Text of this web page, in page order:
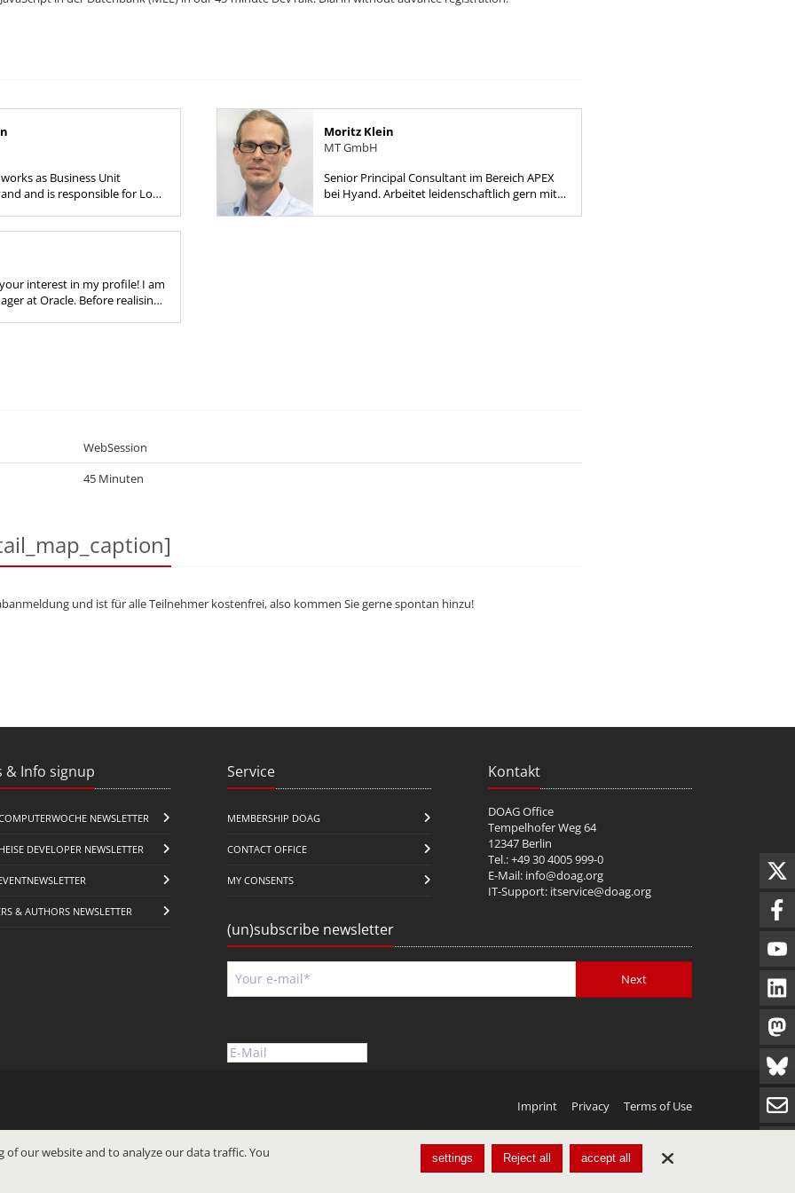
as Business Unit
and is responsible for Low-
Moritz Klein
MT GmbH
Senior Principal Consultant im Bereich APEX
bei Hyand. Arbeitet leidenschaftlich gern mit
interest in my profile! I am
at Oracle. Before realising
WebSession
45 Minuten
und ist für alle Teilnehmer kostenfrei, also kommen Sie gerne spontan hinzu!
& Info signup
NEWSLETTER
DEVELOPER NEWSLETTER
& AUTHORS NEWSLETTER
Service
MEMBERSHIP DOAG
CONTACT OFFICE
MY CONSENTS
Kontakt
DOAG Office
Tempelhofer Weg 64
12347 Berlin
Tel.: +49 30 4005 999-0
E-Mail: info@doag.org
IT-Support: itservice@doag.org
(un)subscribe newsletter
Next
Imprint Privacy Terms of Use
our website and to analyze our data traffic. You settings Reject all accept all